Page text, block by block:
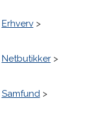
Erhverv>
Netbutikker>
Samfund>